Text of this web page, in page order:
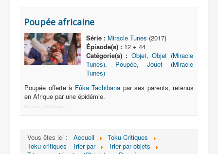
Poupée africaine
Série : Miracle Tunes (2017)
Épisode(s) :12 + 44
Catégorie(s) : Objet,Objet (Miracle
Tunes), Poupée, Jouet (Miracle
Tunes)
Poupée offerte à Fûka Tachibana par ses parents, retenus
en Afrique par une épidémie.
More Joomla Extensions
Vous êtes ici : Accueil
Toku-Critiques
Toku-critiques - Trier par
Trier par objets